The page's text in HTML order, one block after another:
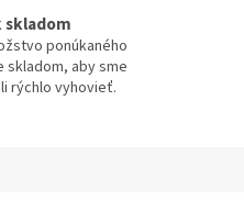
skladom
ponúkaného
skladom, aby sme
rýchlo vyhovieť.